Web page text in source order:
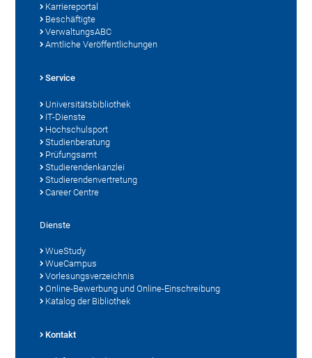
Karriereportal
Beschäftigte
VerwaltungsABC
Amtliche Veröffentlichungen
Service
Universitätsbibliothek
IT-Dienste
Hochschulsport
Studienberatung
Prüfungsamt
Studierendenkanzlei
Studierendenvertretung
Career Centre
Dienste
WueStudy
WueCampus
Vorlesungsverzeichnis
Online-Bewerbung und Online-Einschreibung
Katalog der Bibliothek
Kontakt